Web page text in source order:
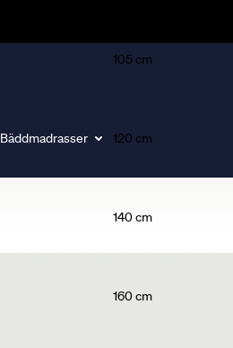
Bäddmadrasser
105 cm
120 cm
140 cm
160 cm